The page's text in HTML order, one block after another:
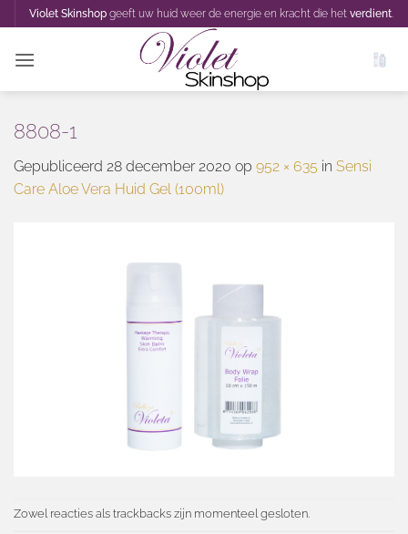
naar
inhoud
Violet Skinshopgeeft uw huid weer de energie en kracht die het verdient.
8808-1
Gepubliceerd 28 december 2020 op 952 × 635 in Sensi
Care Aloe Vera Huid Gel (100ml)
Zowel reacties als trackbacks zijn momenteel gesloten.